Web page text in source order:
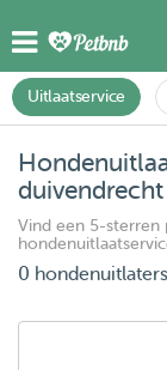
Uitlaatservice
duivendrecht
Vind een 5-sterren
0